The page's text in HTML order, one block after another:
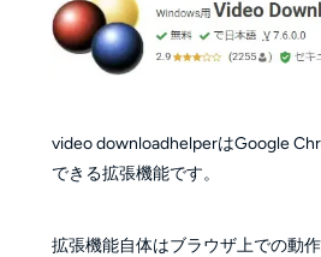
video downloadhelperはGoogle
できる拡張機能です。
拡張機能自体はブラウザ上での動作